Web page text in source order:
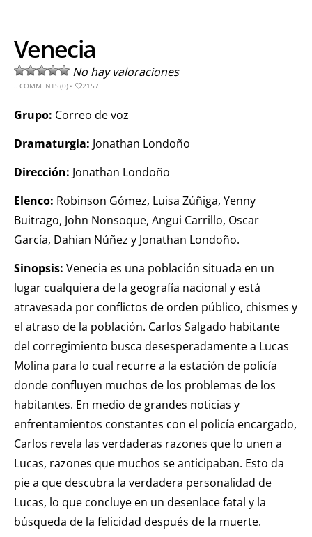
Venecia
No hay valoraciones
..COMMENTS (0)• 2157
Grupo: Correo de voz
Dramaturgia: Jonathan Londoño
Dirección: Jonathan Londoño
Elenco: Robinson Gómez, Luisa Zúñiga, Yenny
Buitrago, John Nonsoque, Angui Carrillo, Oscar
García, Dahian Núñez y Jonathan Londoño.
Sinopsis: Venecia es una población situada en un
lugar cualquiera de la geografía nacional y está
atravesada por conflictos de orden público, chismes y
el atraso de la población. Carlos Salgado habitante
del corregimiento busca desesperadamente a Lucas
Molina para lo cual recurre a la estación de policía
donde confluyen muchos de los problemas de los
habitantes. En medio de grandes noticias y
enfrentamientos constantes con el policía encargado,
Carlos revela las verdaderas razones que lo unen a
Lucas, razones que muchos se anticipaban. Esto da
pie a que descubra la verdadera personalidad de
Lucas, lo que concluye en un desenlace fatal y la
búsqueda de la felicidad después de la muerte.